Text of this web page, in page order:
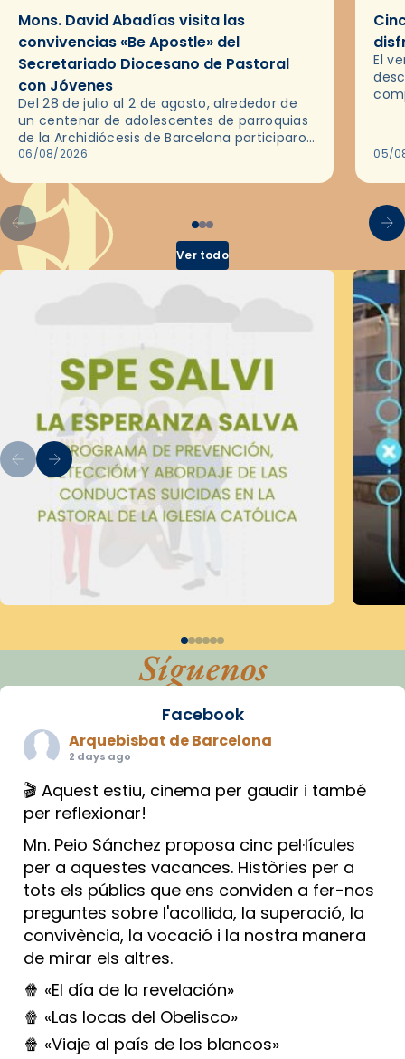
Mons. David Abadías visita las
convivencias «Be Apostle» del
Secretariado Diocesano de Pastoral
con Jóvenes
Del 28 de julio al 2 de agosto, alrededor de
un centenar de adolescentes de parroquias
de la Archidiócesis de Barcelona participaron
en las convivencias Be Apostle, organizadas
06/08/2026
El
05/
Ver todo
Síguenos
Facebook
Arquebisbat de Barcelona
2 days ago
🎬 Aquest estiu, cinema per gaudir i també
per reflexionar!
Mn. Peio Sánchez proposa cinc pel·lícules
per a aquestes vacances. Històries per a
tots els públics que ens conviden a fer-nos
preguntes sobre l'acollida, la superació, la
convivència, la vocació i la nostra manera
de mirar els altres.
🍿 «El día de la revelación»
🍿 «Las locas del Obelisco»
🍿 «Viaje al país de los blancos»